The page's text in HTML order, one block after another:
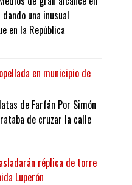
una inusual
en la República
en municipio de
de Farfán Por Simón
de cruzar la calle
réplica de torre
Luperón